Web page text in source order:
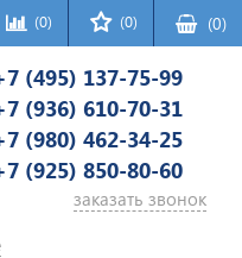
(0) (0) (0)
(495) 137-75-99
(936) 610-70-31
(980) 462-34-25
(925) 850-80-60
заказать звонок